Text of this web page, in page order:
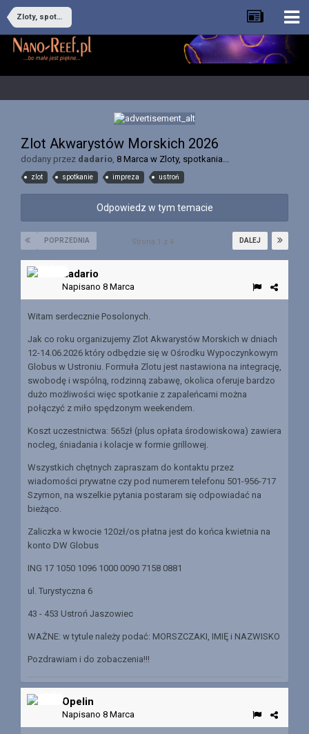
Zloty, spotkania...
Zlot Akwarystów Morskich 2026
dodany przez dadario 8 Marca w Zloty, spotkania...
zlot spotkanie impreza ustroń
Odpowiedz w tym temacie
POPRZEDNIA DALEJ
Strona 1 z 4
dadario
Napisano 8 Marca
Witam serdecznie Posolonych.
Jak co roku organizujemy Zlot Akwarystów Morskich w dniach
12-14.06.2026 który odbędzie się w Ośrodku Wypoczynkowym
Globus w Ustroniu. Formuła Zlotu jest nastawiona na integrację,
swobodę i wspólną, rodzinną zabawę, okolica oferuje bardzo
dużo możliwości więc spotkanie z zapaleńcami można
połączyć z miło spędzonym weekendem.
Koszt uczestnictwa: 565zł (plus opłata środowiskowa) zawiera
nocleg, śniadania i kolacje w formie grillowej.
Wszystkich chętnych zapraszam do kontaktu przez
wiadomości prywatne czy pod numerem telefonu 501-956-717
Szymon, na wszelkie pytania postaram się odpowiadać na
bieżąco.
Zaliczka w kwocie 120zł/os płatna jest do końca kwietnia na
konto DW Globus
ING 17 1050 1096 1000 0090 7158 0881
ul. Turystyczna 6
43 - 453 Ustroń Jaszowiec
WAŻNE: w tytule należy podać: MORSZCZAKI, IMIĘ i NAZWISKO
Pozdrawiam i do zobaczenia!!!
Opelin
Napisano 8 Marca